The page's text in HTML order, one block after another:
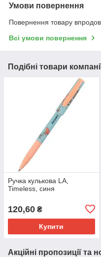
Умови повернення
Повернення товару
Всі умови повернення
Подібні товари
Ручка кулькова LA,
Timeless, синя
120,60 ₴
Купити
Акційні пропозиції та